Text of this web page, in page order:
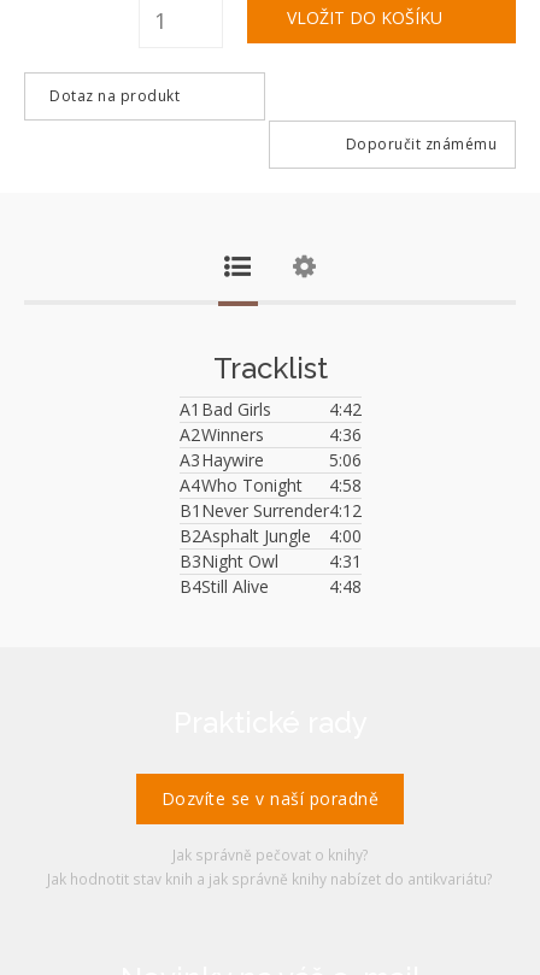
Dotaz na produkt
Doporučit známému
Tracklist
A1 Bad Girls
4:42
A2Winners
4:36
A3Haywire
5:06
A4Who Tonight
4:58
B1 Never Surrender4:12
B2Asphalt Jungle
4:00
B3Night Owl
4:31
B4Still Alive 4:48
Dozvíte se v naší poradně
Jak správně pečovat o knihy?
Jak hodnotit stav knih a jak správně knihy nabízet do antikvariátu?